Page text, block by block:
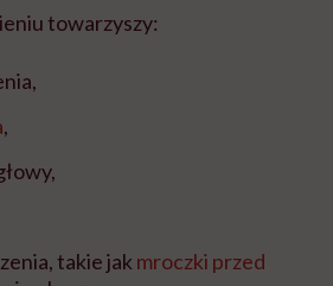
towarzyszy:
,
takie jak mroczki przed